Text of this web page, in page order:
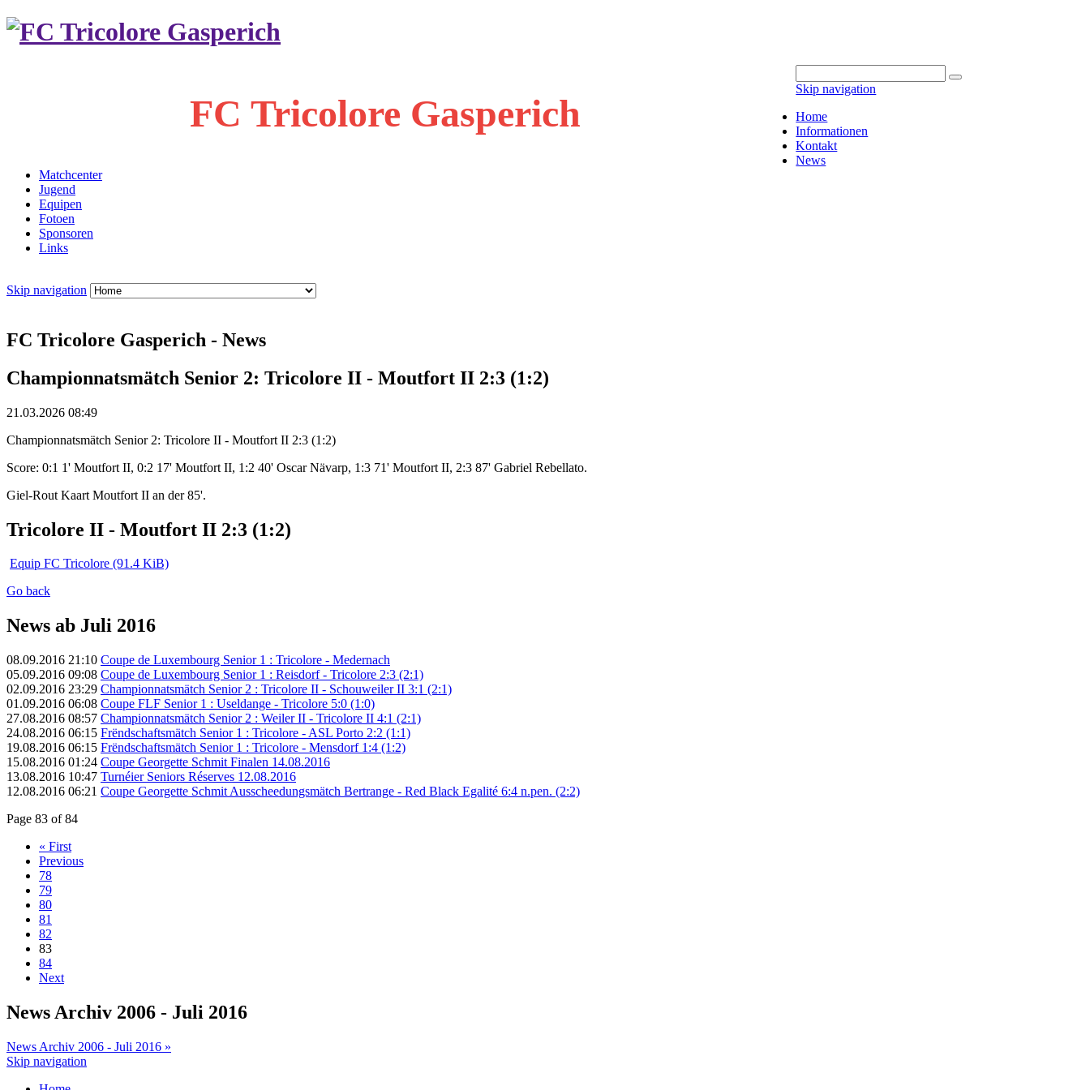
FC Tricolore Gasperich
Skip navigation
Home
Informationen
Kontakt
News
Matchcenter
Jugend
Equipen
Fotoen
Sponsoren
Links
Skip navigation
FC Tricolore Gasperich - News
Championnatsmätch Senior 2: Tricolore II - Moutfort II 2:3 (1:2)
21.03.2026 08:49
Championnatsmätch Senior 2: Tricolore II - Moutfort II 2:3 (1:2)
Score: 0:1 1' Moutfort II, 0:2 17' Moutfort II, 1:2 40' Oscar Nävarp, 1:3 71' Moutfort II, 2:3 87' Gabriel Rebellato.
Giel-Rout Kaart Moutfort II an der 85'.
Tricolore II - Moutfort II 2:3 (1:2)
Equip FC Tricolore (91.4 KiB)
Go back
News ab Juli 2016
08.09.2016 21:10 Coupe de Luxembourg Senior 1 : Tricolore - Medernach
05.09.2016 09:08 Coupe de Luxembourg Senior 1 : Reisdorf - Tricolore 2:3 (2:1)
02.09.2016 23:29 Championnatsmätch Senior 2 : Tricolore II - Schouweiler II 3:1 (2:1)
01.09.2016 06:08 Coupe FLF Senior 1 : Useldange - Tricolore 5:0 (1:0)
27.08.2016 08:57 Championnatsmätch Senior 2 : Weiler II - Tricolore II 4:1 (2:1)
24.08.2016 06:15 Frëndschaftsmätch Senior 1 : Tricolore - ASL Porto 2:2 (1:1)
19.08.2016 06:15 Frëndschaftsmätch Senior 1 : Tricolore - Mensdorf 1:4 (1:2)
15.08.2016 01:24 Coupe Georgette Schmit Finalen 14.08.2016
13.08.2016 10:47 Turnéier Seniors Réserves 12.08.2016
12.08.2016 06:21 Coupe Georgette Schmit Ausscheedungsmätch Bertrange - Red Black Egalité 6:4 n.pen. (2:2)
Page 83 of 84
« First
Previous
78
79
80
81
82
83
84
Next
News Archiv 2006 - Juli 2016
News Archiv 2006 - Juli 2016 »
Skip navigation